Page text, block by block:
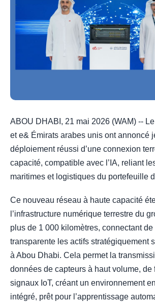
ABOU DHABI, 21 mai 2026 (WAM) --
et e& Émirats arabes unis ont annoncé
déploiement réussi d’une connexion
capacité, compatible avec l’IA, reliant
maritimes et logistiques du portefeuille
Ce nouveau réseau à haute capacité
l’infrastructure numérique terrestre du
plus de 1 000 kilomètres, connectant
transparente les actifs stratégiquement
à Abou Dhabi. Cela permet la
données de capteurs à haut volume, de
signaux IoT, créant un environnement
intégré, prêt pour l’apprentissage